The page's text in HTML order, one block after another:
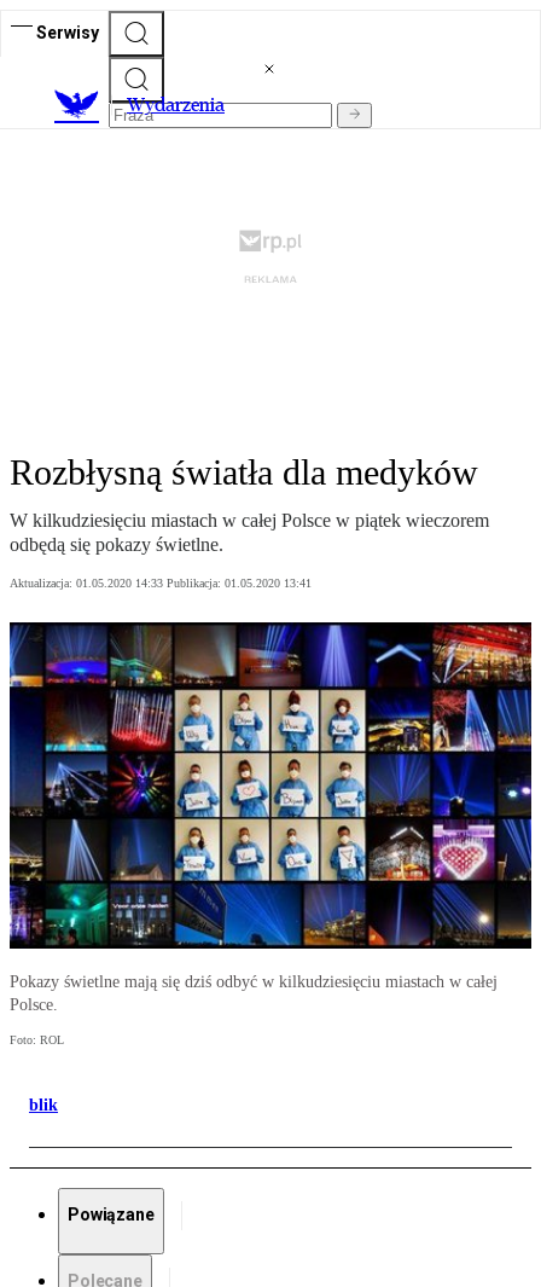
Serwisy
Wydarzenia
Rozbłysną światła dla medyków
W kilkudziesięciu miastach w całej Polsce w piątek wieczorem
odbędą się pokazy świetlne.
Aktualizacja: 01.05.2020 14:33 Publikacja: 01.05.2020 13:41
Pokazy świetlne mają się dziś odbyć w kilkudziesięciu miastach w całej
Polsce.
Foto: ROL
blik
Powiązane
Polecane